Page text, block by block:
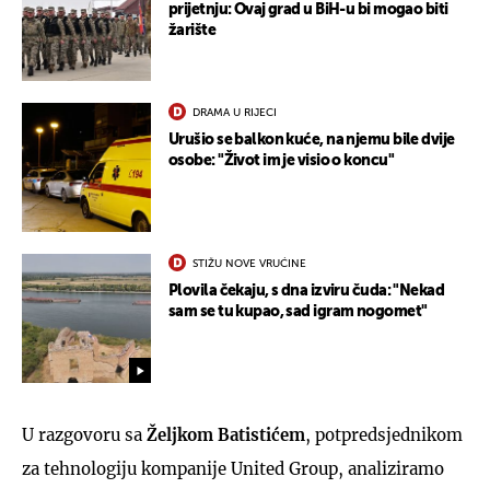
prijetnju: Ovaj grad u BiH-u bi mogao biti
žarište
DRAMA U RIJECI
Urušio se balkon kuće, na njemu bile dvije
osobe: "Život im je visio o koncu"
STIŽU NOVE VRUĆINE
Plovila čekaju, s dna izviru čuda: "Nekad
sam se tu kupao, sad igram nogomet"
U razgovoru sa Željkom Batistićem, potpredsjednikom
za tehnologiju kompanije United Group, analiziramo